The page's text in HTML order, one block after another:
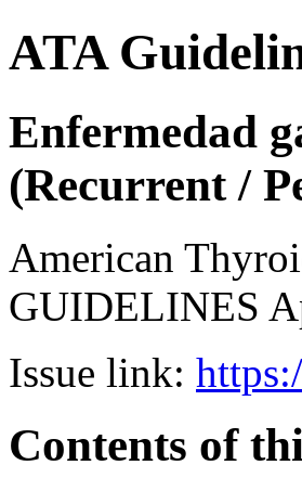
ATA
Enfermedad
(Recurrent /
American
GUIDELINES
Issue link:
Contents of